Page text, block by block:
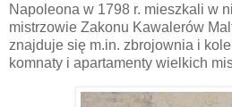
Napoleona w 1798 r. mieszkali w
mistrzowie Zakonu Kawalerów
znajduje się m.in. zbrojownia i
komnaty i apartamenty wielkich